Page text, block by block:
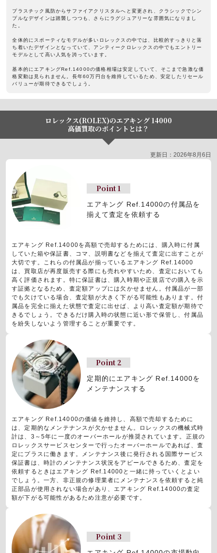
プラスチック風防からサファイアクリスタルへと変更され、クラシックでシン
プルなデザインは踏襲しつつも、さらにラグジュアリーな雰囲気になりまし
た。
全体的にスポーティなモデルが多いロレックスの中では、比較的すっきりと落
ち着いたデザインとなっていて、アンティークロレックスの中でもエントリー
モデルとして高い人気を誇っています。
基本的にエアキングRef.14000の価格相場は安定していて、そこまで急激な価
格変動は見られません。長年60万円台を維持しているため、安定したリセール
バリューが期待できるでしょう。
ロレックス(ROLEX)のエアキング 14000
高価買取のポイントとは？
更新日：2026年8月6日
Point 1
エアキング Ref.14000の付属品を
揃えて査定を依頼する
エアキング Ref.14000を高額で売却するためには、購入時に付属
していた箱や保証書、コマ、説明書などを揃えて査定に出すことが
大切です。これらの付属品が揃っているエアキング Ref.14000
は、買取店が再度販売する際にも売れやすいため、査定においても
高く評価されます。特に保証書は、購入時期や正規店での購入を示
す証拠となるため、査定額アップには欠かせません。付属品が一部
でも欠けている場合、査定額が大きく下がる可能性もあります。付
属品を完全に揃えた状態で査定に出せば、より高い査定額が期待で
きるでしょう。できるだけ購入時の状態に近い形で保管し、付属品
を紛失しないよう管理することが重要です。
Point 2
定期的にエアキング Ref.14000を
メンテナンスする
エアキング Ref.14000の価値を維持し、高額で売却するために
は、定期的なメンテナンスが欠かせません。ロレックスの機械式時
計は、3～5年に一度のオーバーホールが推奨されています。正規の
ロレックスサービスセンターで行ったオーバーホールであれば、査
定にプラスに働きます。メンテナンス後に発行される国際サービス
保証書は、時計のメンテナンス状況をアピールできるため、査定を
依頼するときはエアキング Ref.14000と一緒に持っていくとよい
でしょう。一方、非正規の修理業者にメンテナンスを依頼すると純
正部品が使用されない場合があり、エアキング Ref.14000の査定
額が下がる可能性があるため注意が必要です。
Point 3